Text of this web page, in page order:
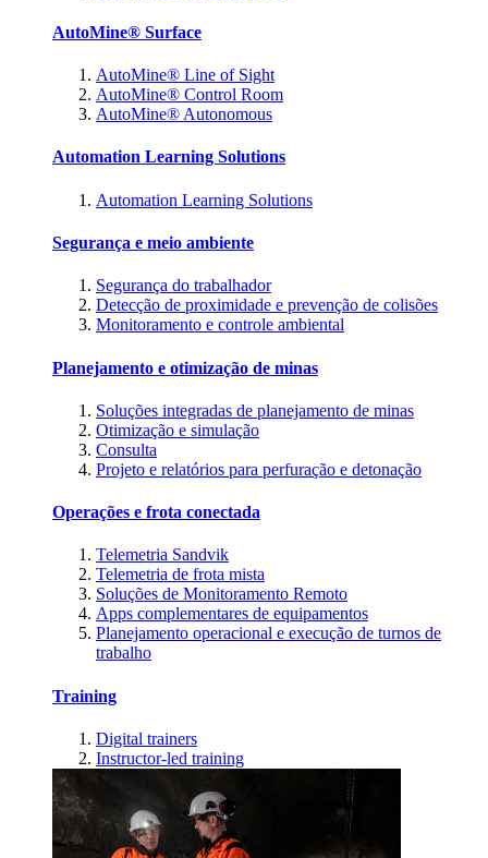
AutoMine® Surface
AutoMine® Line of Sight
AutoMine® Control Room
AutoMine® Autonomous
Automation Learning Solutions
Automation Learning Solutions
Segurança e meio ambiente
Segurança do trabalhador
Detecção de proximidade e prevenção de colisões
Monitoramento e controle ambiental
Planejamento e otimização de minas
Soluções integradas de planejamento de minas
Otimização e simulação
Consulta
Projeto e relatórios para perfuração e detonação
Operações e frota conectada
Telemetria Sandvik
Telemetria de frota mista
Soluções de Monitoramento Remoto
Apps complementares de equipamentos
Planejamento operacional e execução de turnos de
trabalho
Training
Digital trainers
Instructor-led training